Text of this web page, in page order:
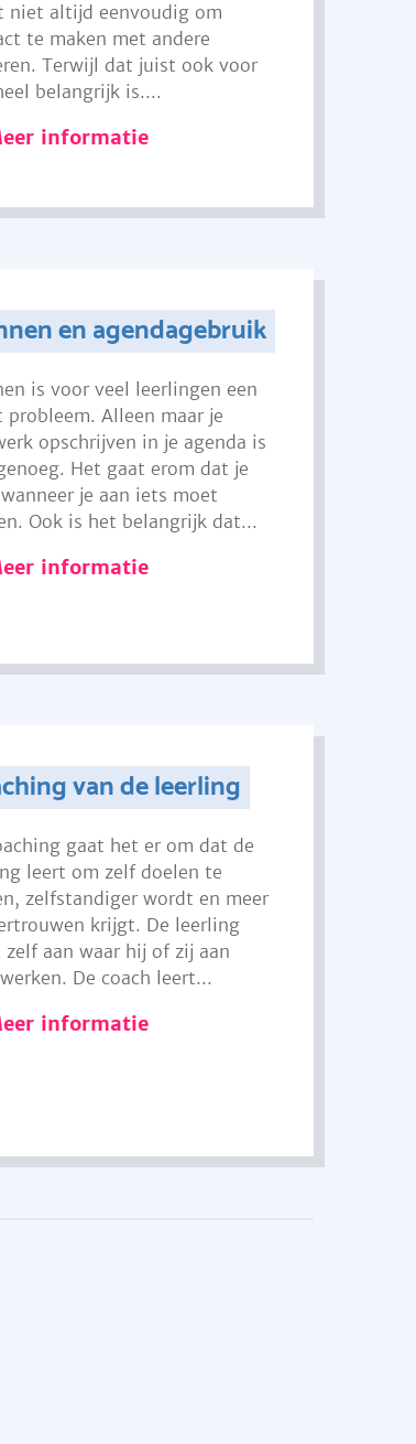
niet altijd eenvoudig om
te maken met andere
Terwijl dat juist ook voor
belangrijk is....
informatie
en agendagebruik
is voor veel leerlingen een
probleem. Alleen maar je
opschrijven in je agenda is
Het gaat erom dat je
je aan iets moet
Ook is het belangrijk dat...
informatie
van de leerling
gaat het er om dat de
leert om zelf doelen te
zelfstandiger wordt en meer
krijgt. De leerling
zelf aan waar hij of zij aan
De coach leert...
informatie